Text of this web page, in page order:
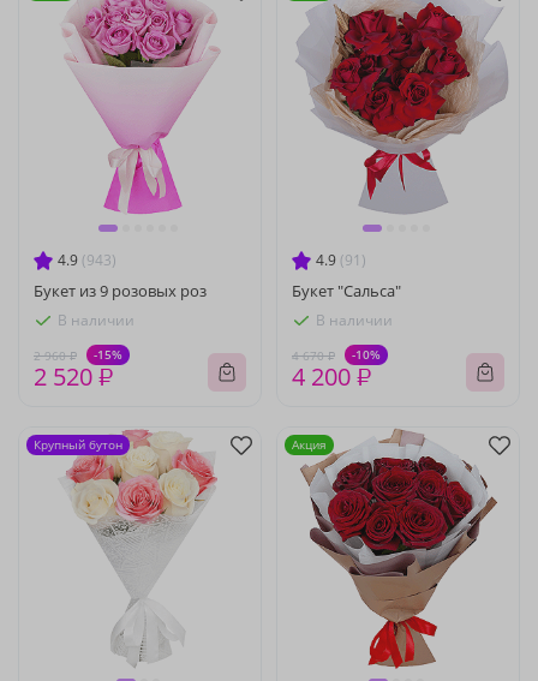
4.9 (943)
Букет из 9 розовых роз
В наличии
2 960 ₽ -15%
2 520 ₽
4.9 (91)
Букет "Сальса"
В наличии
4 670 ₽ -10%
4 200 ₽
Крупный бутон Акция